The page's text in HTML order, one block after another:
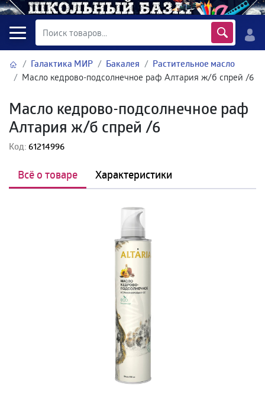
Галактика МИР Бакалея Растительное масло
Масло кедрово-подсолнечное раф Алтария ж/б спрей /6
Масло кедрово-подсолнечное раф
Алтария ж/б спрей /6
Код: 61214996
Всё о товаре Характеристики